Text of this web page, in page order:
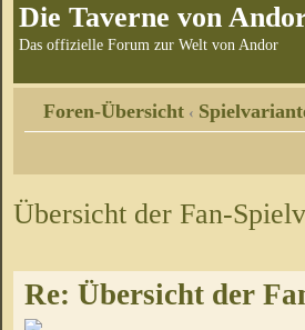
Die Taverne von
Das offizielle Forum zur Welt von Andor
Foren-Übersicht ‹
Übersicht der Fan-
Re: Übersicht der